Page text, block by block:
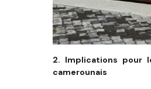
2. Implications pour
camerounais